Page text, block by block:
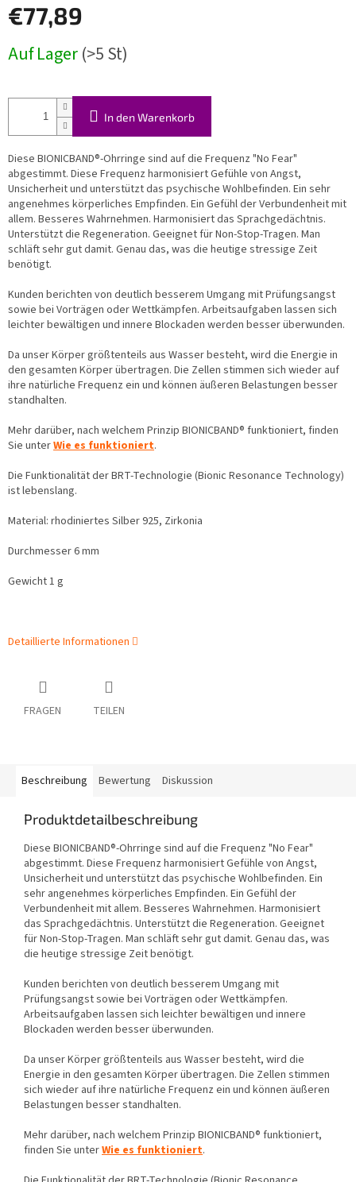
€77,89
Auf Lager(>5 St)
In den Warenkorb
Diese BIONICBAND®-Ohrringe sind auf die Frequenz "No Fear"
abgestimmt. Diese Frequenz harmonisiert Gefühle von Angst,
Unsicherheit und unterstützt das psychische Wohlbefinden. Ein sehr
angenehmes körperliches Empfinden. Ein Gefühl der Verbundenheit mit
allem. Besseres Wahrnehmen. Harmonisiert das Sprachgedächtnis.
Unterstützt die Regeneration. Geeignet für Non-Stop-Tragen. Man
schläft sehr gut damit. Genau das, was die heutige stressige Zeit
benötigt.
Kunden berichten von deutlich besserem Umgang mit Prüfungsangst
sowie bei Vorträgen oder Wettkämpfen. Arbeitsaufgaben lassen sich
leichter bewältigen und innere Blockaden werden besser überwunden.
Da unser Körper größtenteils aus Wasser besteht, wird die Energie in
den gesamten Körper übertragen. Die Zellen stimmen sich wieder auf
ihre natürliche Frequenz ein und können äußeren Belastungen besser
standhalten.
Mehr darüber, nach welchem Prinzip BIONICBAND® funktioniert, finden
Sie unterWie es funktioniert.
Die Funktionalität der BRT-Technologie (Bionic Resonance Technology)
ist lebenslang.
Material: rhodiniertes Silber 925, Zirkonia
Durchmesser 6 mm
Gewicht 1 g
Detaillierte Informationen
FRAGEN TEILEN
Beschreibung Bewertung Diskussion
Produktdetailbeschreibung
Diese BIONICBAND®-Ohrringe sind auf die Frequenz "No Fear"
abgestimmt. Diese Frequenz harmonisiert Gefühle von Angst,
Unsicherheit und unterstützt das psychische Wohlbefinden. Ein
sehr angenehmes körperliches Empfinden. Ein Gefühl der
Verbundenheit mit allem. Besseres Wahrnehmen. Harmonisiert
das Sprachgedächtnis. Unterstützt die Regeneration. Geeignet
für Non-Stop-Tragen. Man schläft sehr gut damit. Genau das, was
die heutige stressige Zeit benötigt.
Kunden berichten von deutlich besserem Umgang mit
Prüfungsangst sowie bei Vorträgen oder Wettkämpfen.
Arbeitsaufgaben lassen sich leichter bewältigen und innere
Blockaden werden besser überwunden.
Da unser Körper größtenteils aus Wasser besteht, wird die
Energie in den gesamten Körper übertragen. Die Zellen stimmen
sich wieder auf ihre natürliche Frequenz ein und können äußeren
Belastungen besser standhalten.
Mehr darüber, nach welchem Prinzip BIONICBAND® funktioniert,
finden Sie unterWie es funktioniert.